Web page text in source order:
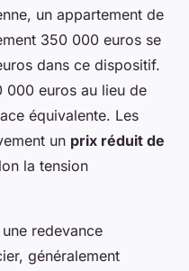
un appartement de
350 000 euros se
dans ce dispositif.
000 euros au lieu de
équivalente. Les
un prix réduit de
la tension
redevance
généralement